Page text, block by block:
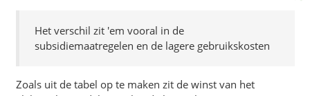
Het verschil zit 'em vooral in de
subsidiemaatregelen en de lagere gebruikskosten
Zoals uit de tabel op te maken zit de winst van het